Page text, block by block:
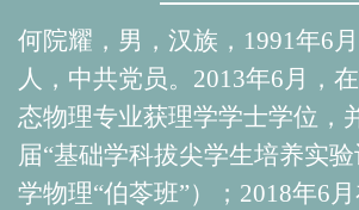
何院耀，男，汉族， 1991年6
人，中共党员。2013年6月，
态物理专业获理学学士学位，
届“基础学科拔尖学生培养实验
学物理“伯苓班”）；2018年6